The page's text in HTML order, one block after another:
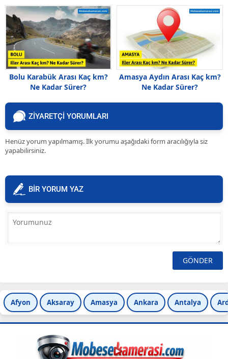
Bolu Karabük Arası Kaç km?
Ne Kadar Sürer?
Amasya Aydın Arası Kaç km?
Ne Kadar Sürer?
ZİYARETÇİ YORUMLARI
Henüz yorum yapılmamış. İlk yorumu aşağıdaki form aracılığıyla siz
yapabilirsiniz.
BİR YORUM YAZ
Afyon Aksaray Amasya Ankara Antalya